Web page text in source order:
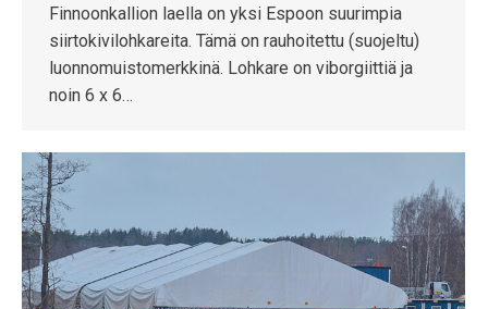
Finnoonkallion laella on yksi Espoon suurimpia
siirtokivilohkareita. Tämä on rauhoitettu (suojeltu)
luonnomuistomerkkinä. Lohkare on viborgiittiä ja
noin 6 x 6…